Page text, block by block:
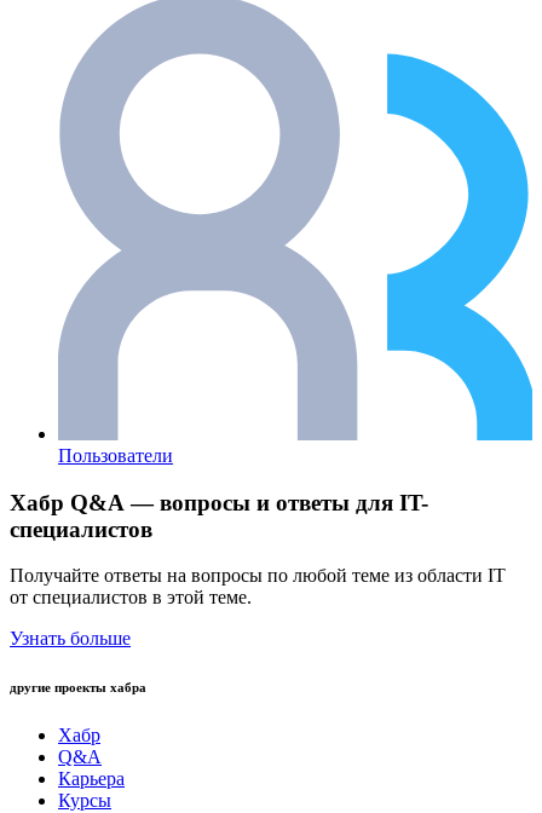
Пользователи
Хабр Q&A — вопросы и ответы для IT-
специалистов
Получайте ответы на вопросы по любой теме из области IT
от специалистов в этой теме.
Узнать больше
другие проекты хабра
Хабр
Q&A
Карьера
Курсы